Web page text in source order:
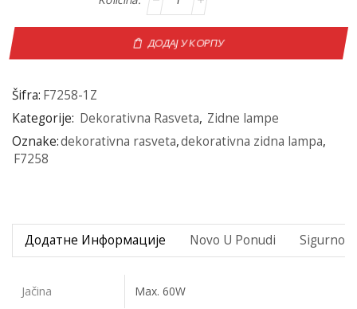
ДОДАЈ У КОРПУ
Šifra: F7258-1Z
Kategorije: Dekorativna Rasveta, Zidne lampe
Oznake:dekorativna rasveta,dekorativna zidna lampa,
F7258
Додатне Информације Novo U Ponudi Sigurno
Jačina Max. 60W